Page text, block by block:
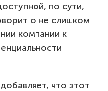
по сути,
о не слишком
компании к
что этот